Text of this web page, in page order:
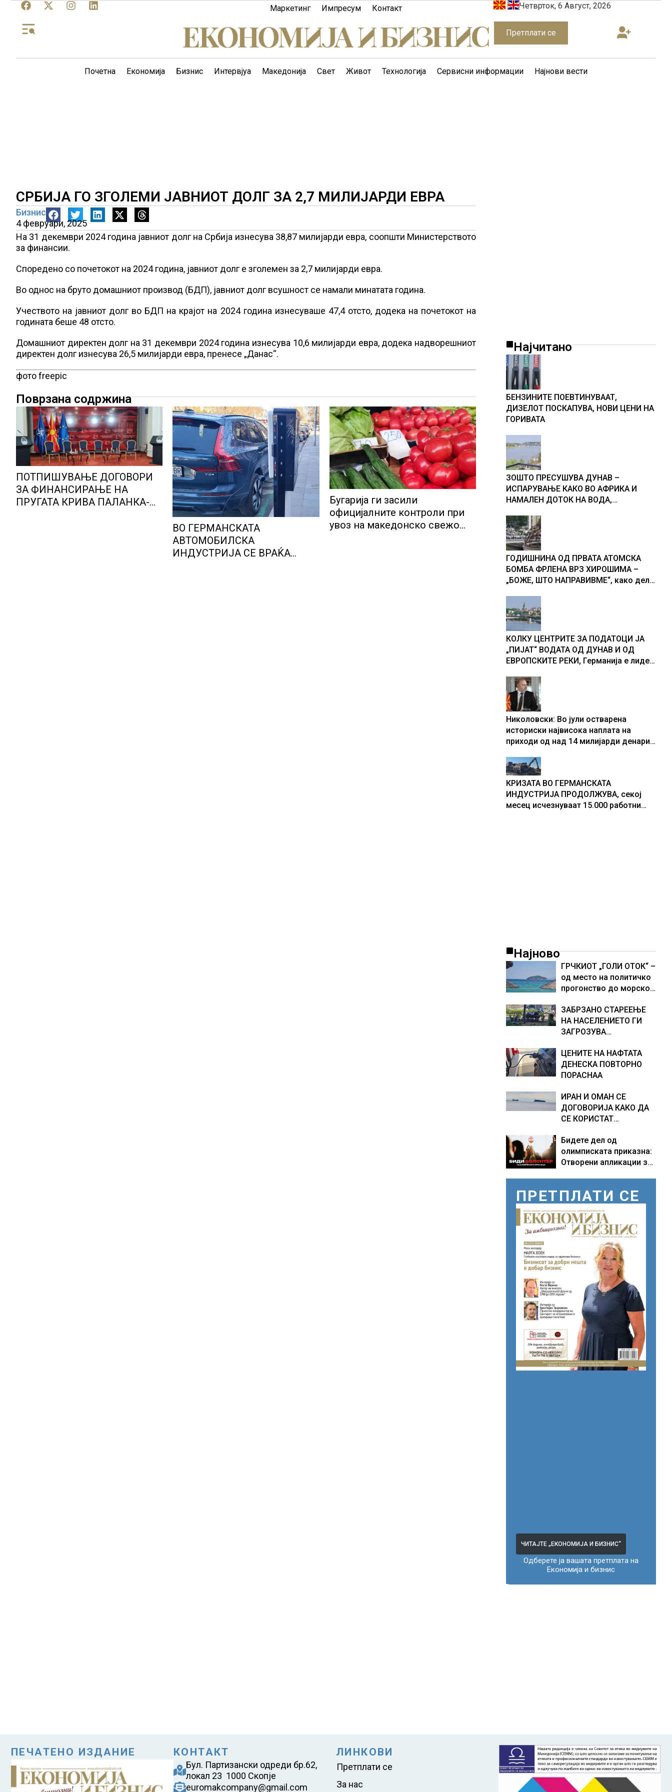
Маркетинг Импресум Контакт Четврток, 6 Август, 2026
Претплати се
Почетна Економија Бизнис Интервјуа Македонија Свет Живот Технологија Сервисни информации Најнови вести
СРБИЈА ГО ЗГОЛЕМИ ЈАВНИОТ ДОЛГ ЗА 2,7 МИЛИЈАРДИ ЕВРА
Бизнис
4 февруари, 2025
На 31 декември 2024 година јавниот долг на Србија изнесува 38,87 милијарди евра, соопшти Министерството
за финансии.
Споредено со почетокот на 2024 година, јавниот долг е зголемен за 2,7 милијарди евра.
Во однос на бруто домашниот производ (БДП), јавниот долг всушност се намали минатата година.
Учеството на јавниот долг во БДП на крајот на 2024 година изнесуваше 47,4 отсто, додека на почетокот на
годината беше 48 отсто.
Домашниот директен долг на 31 декември 2024 година изнесува 10,6 милијарди евра, додека надворешниот
директен долг изнесува 26,5 милијарди евра, пренесе „Данас“.
фото freepic
Поврзана содржина
ПОТПИШУВАЊЕ ДОГОВОРИ
ЗА ФИНАНСИРАЊЕ НА
ПРУГАТА КРИВА ПАЛАНКА-
ВО ГЕРМАНСКАТА
АВТОМОБИЛСКА
ИНДУСТРИЈА СЕ ВРАЌА
Бугарија ги засили
официјалните контроли при
увоз на македонско свежо
Најчитано
БЕНЗИНИТЕ ПОЕВТИНУВААТ,
ДИЗЕЛОТ ПОСКАПУВА, НОВИ ЦЕНИ НА
ГОРИВАТА
ЗОШТО ПРЕСУШУВА ДУНАВ –
ИСПАРУВАЊЕ КАКО ВО АФРИКА И
НАМАЛЕН ДОТОК НА ВОДА,
Србија
ГОДИШНИНА ОД ПРВАТА АТОМСКА
БОМБА ФРЛЕНА ВРЗ ХИРОШИМА –
„БОЖЕ, ШТО НАПРАВИВМЕ“, како дел
учесниците во бомбардирањето го
доживуваа овој настан што го
промени текот на историјата
КОЛКУ ЦЕНТРИТЕ ЗА ПОДАТОЦИ ЈА
„ПИЈАТ“ ВОДАТА ОД ДУНАВ И ОД
ЕВРОПСКИТЕ РЕКИ, Германија е лидер
центри за податоци
Николовски: Во јули остварена
историски највисока наплата на
приходи од над 14 милијарди денари
резултати
КРИЗАТА ВО ГЕРМАНСКАТА
ИНДУСТРИЈА ПРОДОЛЖУВА, секој
месец исчезнуваат 15.000 работни
Најново
ГРЧКИОТ „ГОЛИ ОТОК“ –
од место на политичко
прогонство до морско
ЗАБРЗАНО СТАРЕЕЊЕ
НА НАСЕЛЕНИЕТО ГИ
ЗАГРОЗУВА
ВО ЕВРОПА и
долгорочниот
економски раст
ЦЕНИТЕ НА НАФТАТА
ДЕНЕСКА ПОВТОРНО
ПОРАСНАА
ИРАН И ОМАН СЕ
ДОГОВОРИЈА КАКО ДА
СЕ КОРИСТАТ
КОРИДОРИ ЗА
БРОДОВИТЕ НИЗ
ОРМУСКАТА ТЕСНИНА
Бидете дел од
олимписката приказна:
Отворени апликации за
ПРЕТПЛАТИ СЕ
ЧИТАЈТЕ „ЕКОНОМИЈА И БИЗНИС“
Одберете ја вашата претплата на
Економија и бизнис
ПЕЧАТЕНО ИЗДАНИЕ КОНТАКТ
Бул. Партизански одреди бр.62,
локал 23 1000 Скопје
euromakcompany@gmail.com
ЛИНКОВИ
Претплати се
За нас